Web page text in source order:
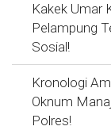
Kakek Umar
Pelampung
Sosial!
Kronologi
Oknum
Polres!